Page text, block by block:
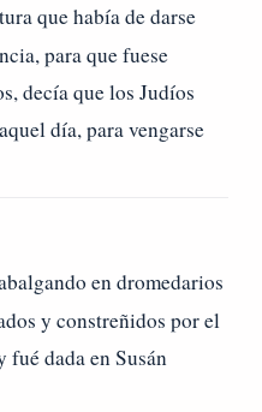
que había de darse
para que fuese
decía que los Judíos
día, para vengarse
en dromedarios
y constreñidos por el
fué dada en Susán